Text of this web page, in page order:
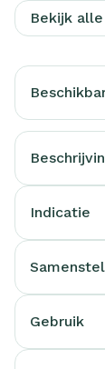
Bekijk
Indicatie
Gebruik